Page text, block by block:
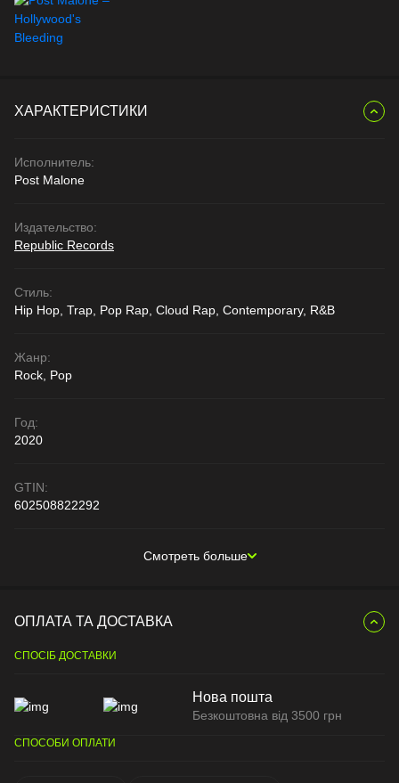
ХАРАКТЕРИСТИКИ
Исполнитель:
Post Malone
Издательство:
Republic Records
Стиль:
Hip Hop, Trap, Pop Rap, Cloud Rap, Contemporary, R&B
Жанр:
Rock, Pop
Год:
2020
GTIN:
602508822292
Смотреть больше
ОПЛАТА ТА ДОСТАВКА
СПОСІБ ДОСТАВКИ
Нова пошта
Безкоштовна від 3500 грн
СПОСОБИ ОПЛАТИ